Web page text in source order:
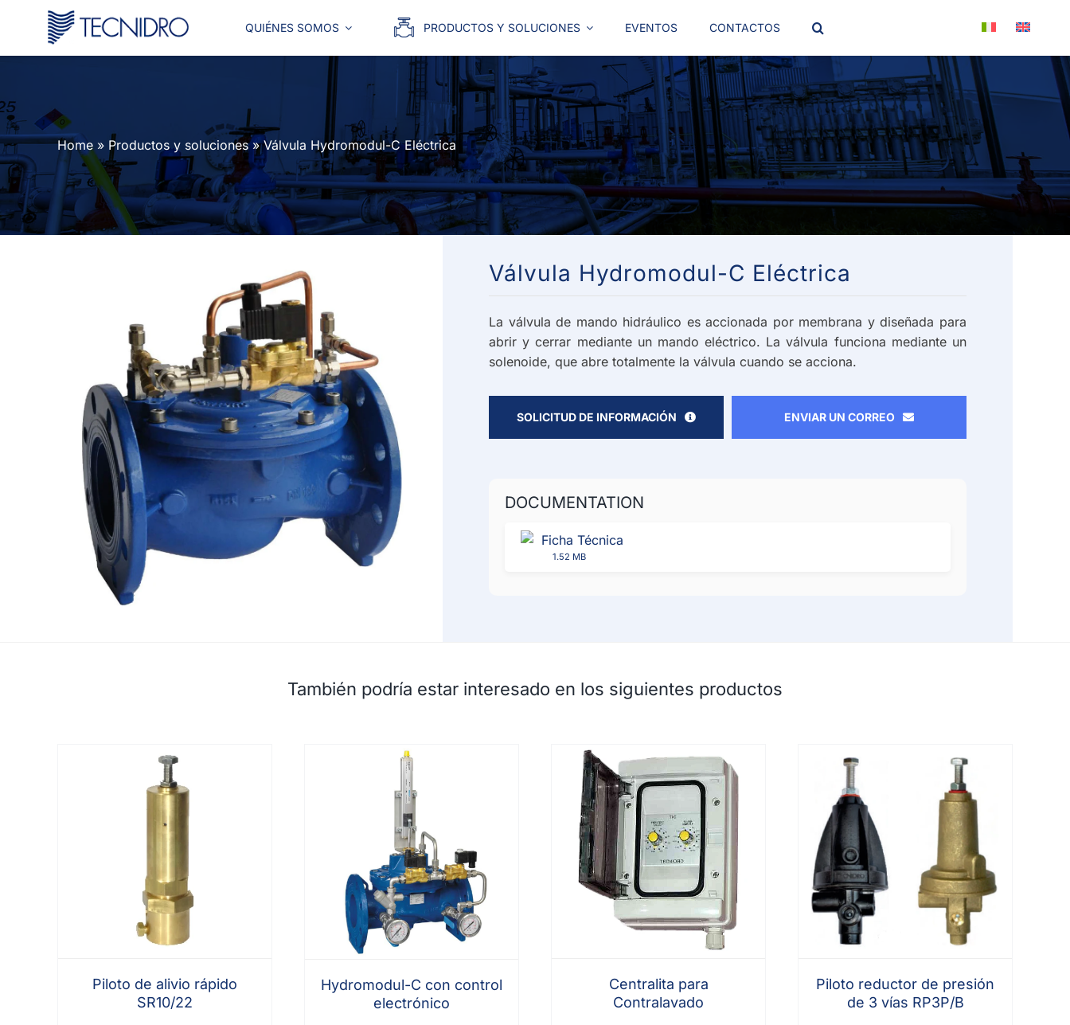
QUIÉNES SOMOS PRODUCTOS Y SOLUCIONES EVENTOS CONTACTOS
Home » Productos y soluciones»Válvula Hydromodul-C Eléctrica
Válvula Hydromodul-C Eléctrica
La válvula de mando hidráulico es accionada por membrana y diseñada para
abrir y cerrar mediante un mando eléctrico. La válvula funciona mediante un
solenoide, que abre totalmente la válvula cuando se acciona.
SOLICITUD DE INFORMACIÓN ENVIAR UN CORREO
DOCUMENTATION
Ficha Técnica
1.52 MB
También podría estar interesado en los siguientes productos
Piloto de alivio rápido
SR10/22
Hydromodul-C con control
electrónico
Centralita para
Contralavado
Piloto reductor de presión
de 3 vías RP3P/B